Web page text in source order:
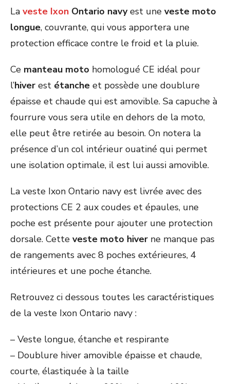
La veste Ixon Ontario navyest une veste moto
longue, couvrante, qui vous apportera une
protection efficace contre le froid et la pluie.
Ce manteau moto homologué CE idéal pour
l’hiver est étanche et possède une doublure
épaisse et chaude qui est amovible. Sa capuche à
fourrure vous sera utile en dehors de la moto,
elle peut être retirée au besoin. On notera la
présence d’un col intérieur ouatiné qui permet
une isolation optimale, il est lui aussi amovible.
La veste Ixon Ontario navy est livrée avec des
protections CE 2 aux coudes et épaules, une
poche est présente pour ajouter une protection
dorsale. Cette veste moto hiver ne manque pas
de rangements avec 8 poches extérieures, 4
intérieures et une poche étanche.
Retrouvez ci dessous toutes les caractéristiques
de la veste Ixon Ontario navy :
– Veste longue, étanche et respirante
– Doublure hiver amovible épaisse et chaude,
courte, élastiquée à la taille